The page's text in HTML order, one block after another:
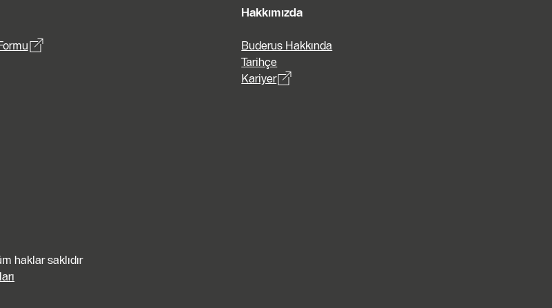
Hakkımızda
Buderus Hakkında
Tarihçe
Kariyer
haklar saklıdır